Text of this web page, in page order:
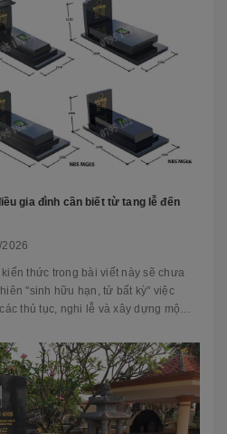
gia đình cần biết từ tang lễ đến
thức trong bài viết này sẽ chưa
"sinh hữu hạn, tử bất kỳ" việc
thủ tục, nghi lễ và xây dựng mộ